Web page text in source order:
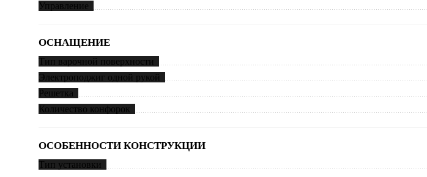
Управление
ОСНАЩЕНИЕ
Тип варочной поверхности
Электроподжиг одной рукой
Решетка
Количество конфорок
ОСОБЕННОСТИ КОНСТРУКЦИИ
Тип установки